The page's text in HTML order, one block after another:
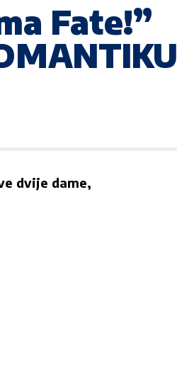
Fate!”
dvije dame,